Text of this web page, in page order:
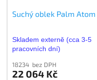
Suchý oblek Palm Atom
Skladem externě (cca 3-5
pracovních dní)
18234 bez DPH
22 064 Kč